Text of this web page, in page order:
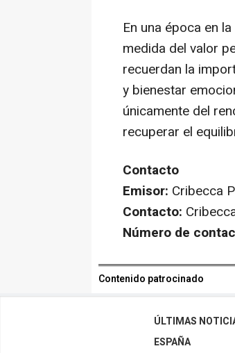
En una época en
medida del valor
recuerdan la
y bienestar
únicamente del
recuperar el
Contacto
Emisor: Cribecca
Contacto:
Número de
Contenido patrocinado
ÚLTIMAS
ESPAÑA